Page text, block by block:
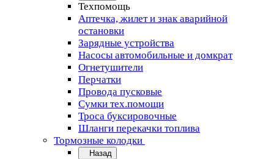
Техпомощь
Аптечка, жилет и знак аварийной
остановки
Зарядные устройства
Насосы автомобильные и домкрат
Огнетушители
Перчатки
Провода пусковые
Сумки тех.помощи
Троса буксировочные
Шланги перекачки топлива
Тормозные колодки
Назад